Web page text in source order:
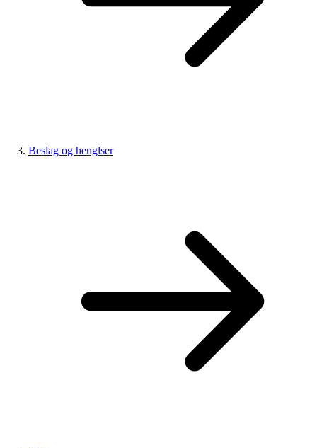
Beslag og henglser